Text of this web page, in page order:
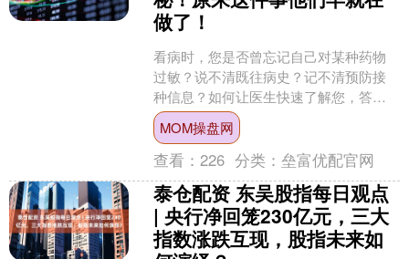
做了！
看病时，您是否曾忘记自己对某种药物
过敏？说不清既往病史？记不清预防接
种信息？如何让医生快速了解您，答案
就是您的居民健康档案，它将这些碎片
化的信息整合成清晰的“健....
MOM操盘网
查看：226 分类： 垒富优配官网
泰仓配资 东吴股指每日观点
| 央行净回笼230亿元，三大
指数涨跌互现，股指未来如